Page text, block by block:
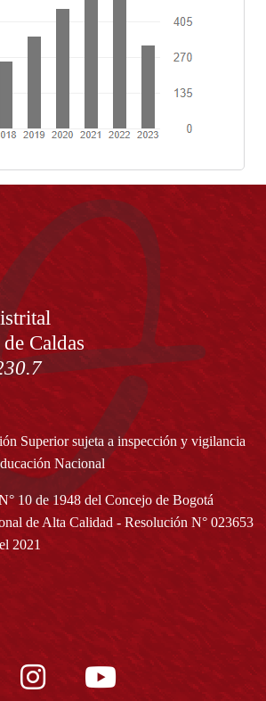
Caldas
Superior sujeta a inspección y vigilancia
Nacional
10 de 1948 del Concejo de Bogotá
de Alta Calidad - Resolución N° 023653
2021